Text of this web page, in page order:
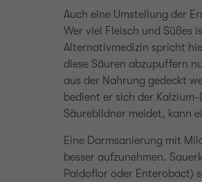
Auch eine Umstellung der
Wer viel Fleisch und Süßes
Alternativmedizin spricht
diese Säuren abzupuffern
aus der Nahrung gedeckt
bedient er sich der
Säurebildner meidet, kann
Eine Darmsanierung mit
besser aufzunehmen.
Paidoflor oder Enterobact)